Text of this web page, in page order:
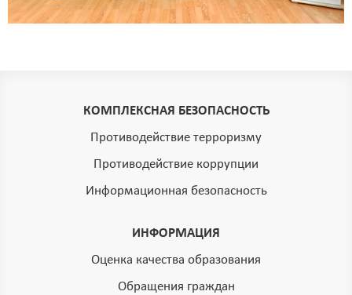
КОМПЛЕКСНАЯ БЕЗОПАСНОСТЬ
Противодействие терроризму
Противодействие коррупции
Информационная безопасность
ИНФОРМАЦИЯ
Оценка качества образования
Обращения граждан